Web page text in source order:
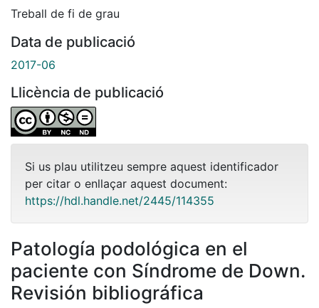
Treball de fi de grau
Data de publicació
2017-06
Llicència de publicació
Si us plau utilitzeu sempre aquest identificador
per citar o enllaçar aquest document:
https://hdl.handle.net/2445/114355
Patología podológica en el
paciente con Síndrome de Down.
Revisión bibliográfica